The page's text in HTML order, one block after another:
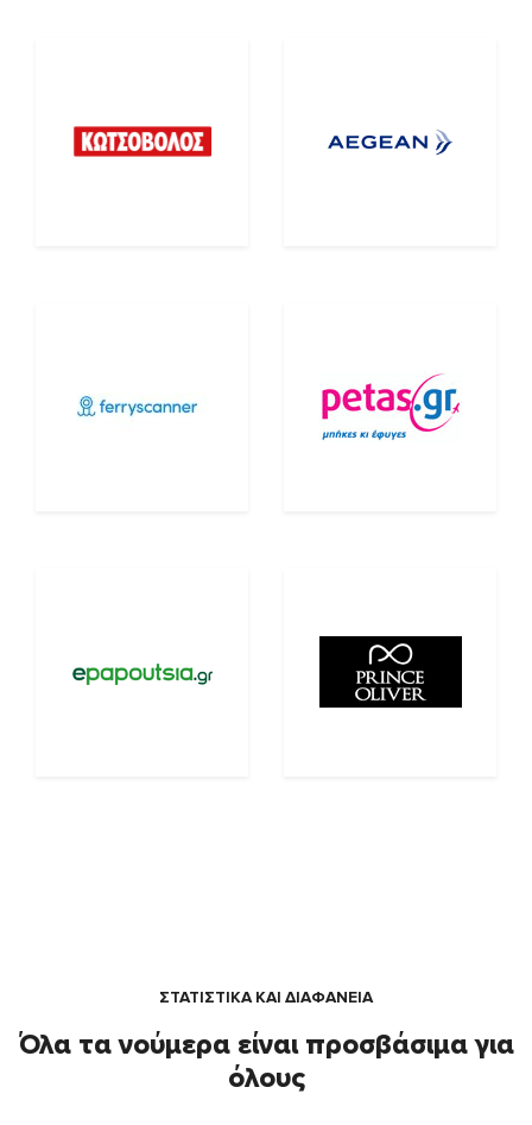
ΣΤΑΤΙΣΤΙΚΑ ΚΑΙ ΔΙΑΦΑΝΕΙΑ
Όλα τα νούμερα είναι προσβάσιμα για
όλους